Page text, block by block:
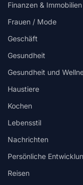
Finanzen & Immobilien
Frauen / Mode
Geschäft
Gesundheit
Gesundheit und
Haustiere
Kochen
Lebensstil
Nachrichten
Persönliche
Reisen